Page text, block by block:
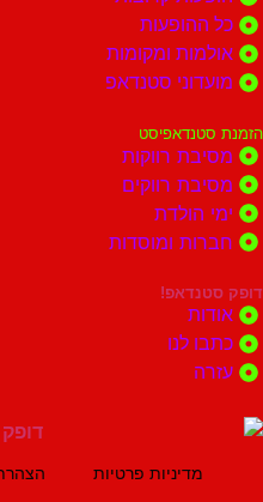
ומקומות
סטנדאפ
רווקות
רווקים
ומוסדות
לנו
מדיניות פרטיות הצהרת נגישות